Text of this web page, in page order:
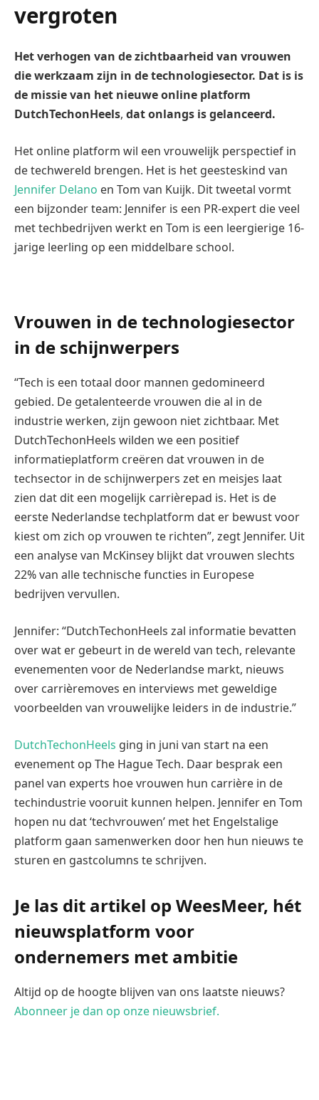
vergroten
Het verhogen van de zichtbaarheid van vrouwen
die werkzaam zijn in de technologiesector. Dat is is
de missie van het nieuwe online platform
DutchTechonHeels, dat onlangs is gelanceerd.
Het online platform wil een vrouwelijk perspectief in
de techwereld brengen. Het is het geesteskind van
Jennifer Delano en Tom van Kuijk. Dit tweetal vormt
een bijzonder team: Jennifer is een PR-expert die veel
met techbedrijven werkt en Tom is een leergierige 16-
jarige leerling op een middelbare school.
Vrouwen in de technologiesector
in de schijnwerpers
“Tech is een totaal door mannen gedomineerd
gebied. De getalenteerde vrouwen die al in de
industrie werken, zijn gewoon niet zichtbaar. Met
DutchTechonHeels wilden we een positief
informatieplatform creëren dat vrouwen in de
techsector in de schijnwerpers zet en meisjes laat
zien dat dit een mogelijk carrièrepad is. Het is de
eerste Nederlandse techplatform dat er bewust voor
kiest om zich op vrouwen te richten”, zegt Jennifer. Uit
een analyse van McKinsey blijkt dat vrouwen slechts
22% van alle technische functies in Europese
bedrijven vervullen.
Jennifer: “DutchTechonHeels zal informatie bevatten
over wat er gebeurt in de wereld van tech, relevante
evenementen voor de Nederlandse markt, nieuws
over carrièremoves en interviews met geweldige
voorbeelden van vrouwelijke leiders in de industrie.”
DutchTechonHeels ging in juni van start na een
evenement op The Hague Tech. Daar besprak een
panel van experts hoe vrouwen hun carrière in de
techindustrie vooruit kunnen helpen. Jennifer en Tom
hopen nu dat ‘techvrouwen’ met het Engelstalige
platform gaan samenwerken door hen hun nieuws te
sturen en gastcolumns te schrijven.
Je las dit artikel op WeesMeer, hét
nieuwsplatform voor
ondernemers met ambitie
Altijd op de hoogte blijven van ons laatste nieuws?
Abonneer je dan op onze nieuwsbrief.